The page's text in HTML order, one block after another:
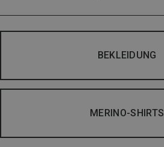
BEKLEIDUNG
MERINO-SHIRTS